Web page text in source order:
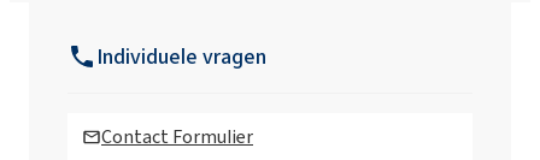
Individuele vragen
Contact Formulier